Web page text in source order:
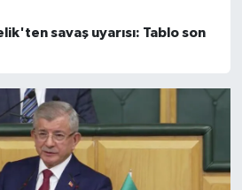
savaş uyarısı: Tablo son